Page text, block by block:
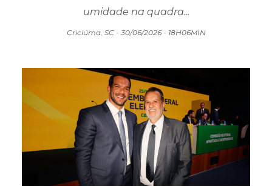
pela Série Ouro
Partida teve mudança de local por causa da
Criciúma, SC - 30/06/2026 - 18H06MIN